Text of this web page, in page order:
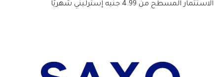
الاستثمار المسطح من 4.99 جنيه إسترليني شهريًا